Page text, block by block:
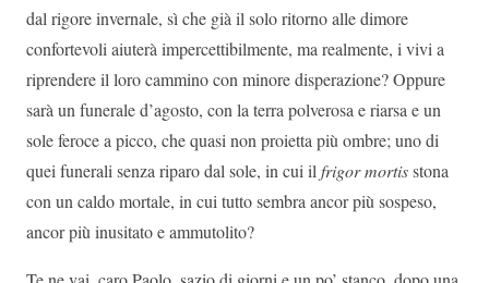
dal rigore invernale, sì che già il solo ritorno alle dimore
confortevoli aiuterà impercettibilmente, ma realmente, i vivi a
riprendere il loro cammino con minore disperazione? Oppure
sarà un funerale d’agosto, con la terra polverosa e riarsa e un
sole feroce a picco, che quasi non proietta più ombre; uno di
quei funerali senza riparo dal sole, in cui il frigor mortisstona
con un caldo mortale, in cui tutto sembra ancor più sospeso,
ancor più inusitato e ammutolito?